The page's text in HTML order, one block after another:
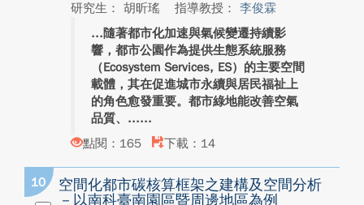
研究生： 胡昕瑤
指導教授： 李俊霖
隨著都市化加速與氣候變遷持續影
響，都市公園作為提供生態系統服務
（Ecosystem Services, ES）的主要空間
載體，其在促進城市永續與居民福祉上
的角色愈發重要。都市綠地能改善空氣
品質、...
點閱：165
下載：14
10
空間化都市碳核算框架之建構及空間分析
－以南科臺南園區暨周邊地區為例